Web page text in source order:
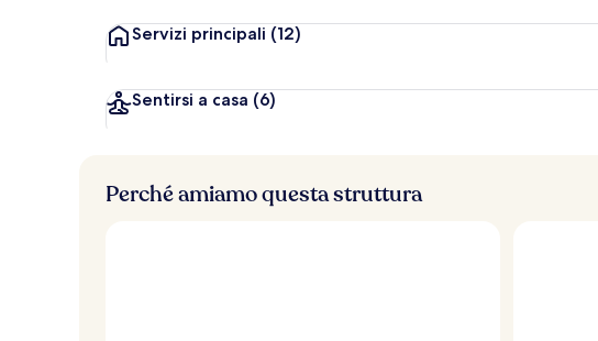
Servizi principali (12)
Sentirsi a casa (6)
Perché amiamo questa struttura